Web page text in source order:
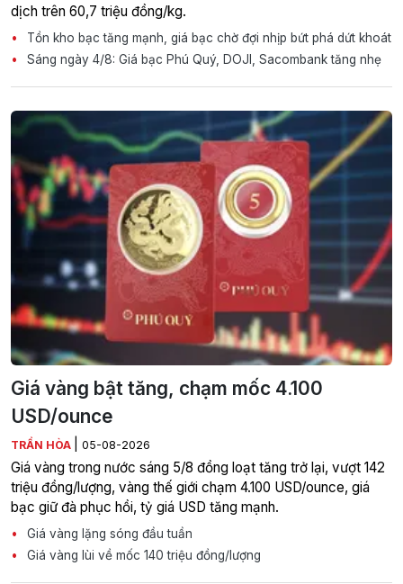
dịch trên 60,7 triệu đồng/kg.
Tồn kho bạc tăng mạnh, giá bạc chờ đợi nhịp bứt phá dứt khoát
Sáng ngày 4/8: Giá bạc Phú Quý, DOJI, Sacombank tăng nhẹ
Giá vàng bật tăng, chạm mốc 4.100
USD/ounce
TRẦN HÒA 05-08-2026
Giá vàng trong nước sáng 5/8 đồng loạt tăng trở lại, vượt 142
triệu đồng/lượng, vàng thế giới chạm 4.100 USD/ounce, giá
bạc giữ đà phục hồi, tỷ giá USD tăng mạnh.
Giá vàng lặng sóng đầu tuần
Giá vàng lùi về mốc 140 triệu đồng/lượng